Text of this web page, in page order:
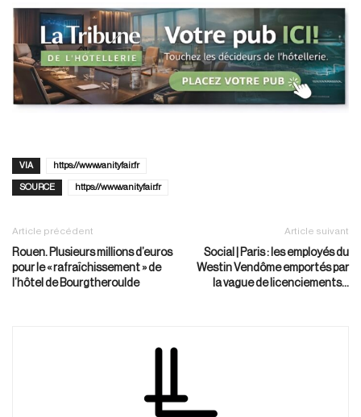
VIA https://www.vanityfair.fr
SOURCE https://www.vanityfair.fr
Article précédent
Rouen. Plusieurs millions d’euros
pour le « rafraîchissement » de
l’hôtel de Bourgtheroulde
Article suivant
Social | Paris : les employés du
Westin Vendôme emportés par
la vague de licenciements…